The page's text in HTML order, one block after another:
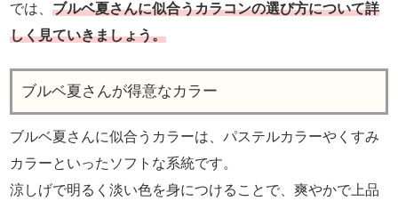
では、 ブルベ夏さんに似合うカラコンの選び方について詳
しく見ていきましょう。
ブルベ夏さんが得意なカラー
ブルベ夏さんに似合うカラーは、パステルカラーやくすみ
カラーといったソフトな系統です。
涼しげで明るく淡い色を身につけることで、爽やかで上品